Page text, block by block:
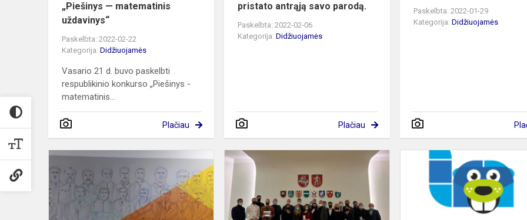
„Piešinys — matematinis
uždavinys“
Paskelbta: 2022-02-22
Kategorija: Didžiuojamės
Vasario 21 d. buvo paskelbti
respublikinio konkurso „Piešinys -
matematinis...
Plačiau
pristato antrąją savo parodą.
Paskelbta: 2022-02-06
Kategorija:Didžiuojamės
Plačiau
Paskelbta: 2022-01-29
Kategorija:Didžiuojamės
Vasario
16
belaukiant
Tarp